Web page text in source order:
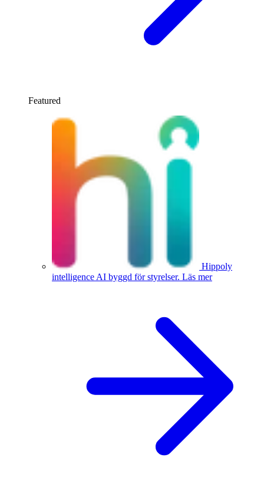
Featured
Hippoly
intelligence AI byggd för styrelser. Läs mer